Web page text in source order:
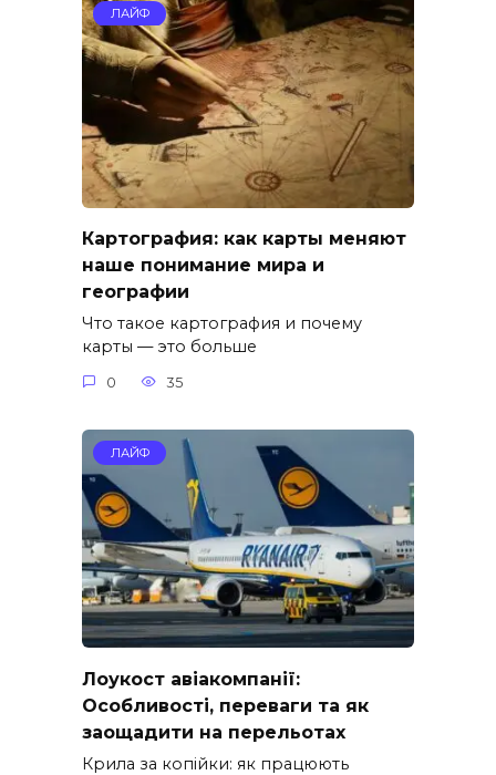
ЛАЙФ
Картография: как карты меняют
наше понимание мира и
географии
Что такое картография и почему
карты — это больше
0 35
ЛАЙФ
Лоукост авіакомпанії:
Особливості, переваги та як
заощадити на перельотах
Крила за копійки: як працюють